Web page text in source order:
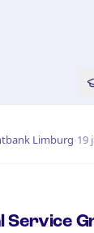
Limburg·19
Service